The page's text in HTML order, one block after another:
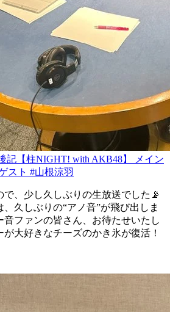
記【柱NIGHT! with AKB48】 メイン
スト #山根涼羽
で、少し久しぶりの生放送でした📡
久しぶりの“アノ音”が飛び出しま
ファンの皆さん、お待たせいたし
が大好きなチーズのかき氷が復活！